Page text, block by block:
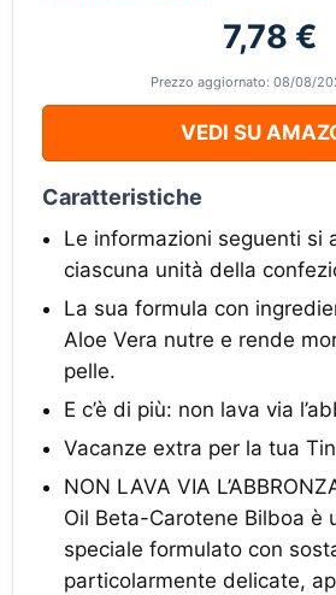
7,78 €
Prezzo aggiornato: 08/08/
VEDI SU
Caratteristiche
Le informazioni seguenti si
ciascuna unità della
La sua formula con
Aloe Vera nutre e rende
pelle.
E c’è di più: non lava via
Vacanze extra per la tua
NON LAVA VIA
Oil Beta-Carotene Bilboa è
speciale formulato con
particolarmente delicate,